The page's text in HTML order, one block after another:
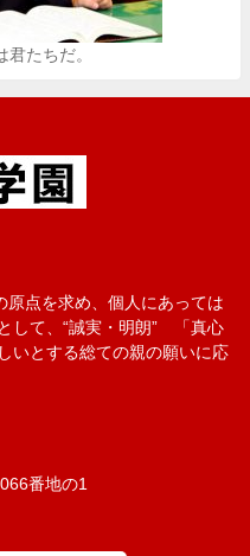
君たちだ。
原点を求め、個人にあっては
して、“誠実・明朗” 「真心
いとする総ての親の願いに応
番地の1